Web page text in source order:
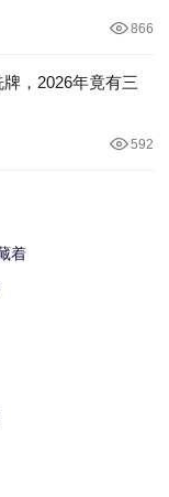
866
，2026年竟有三
592
着